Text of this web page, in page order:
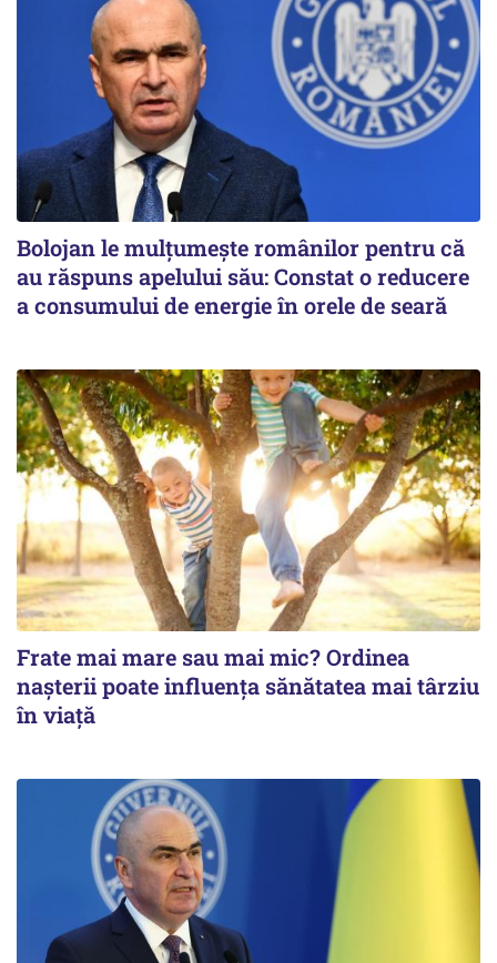
Bolojan le mulțumește românilor pentru că
au răspuns apelului său: Constat o reducere
a consumului de energie în orele de seară
Frate mai mare sau mai mic? Ordinea
nașterii poate influența sănătatea mai târziu
în viață